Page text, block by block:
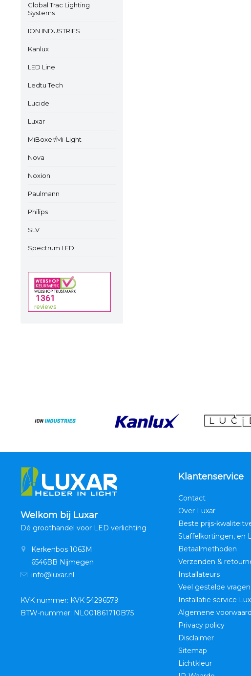
Global Trac Lighting
Systems
ION INDUSTRIES
Kanlux
LED Line
Ledtu Tech
Lucide
Luxar
MiBoxer/Mi-Light
Nova
Noxion
Paulmann
Philips
SLV
Spectrum LED
Welkom bij Luxar
Dé groothandel voor LED verlichting
Kerkenbos 1063M
6546BB Nijmegen
info@luxar.nl
KVK nummer: KVK 54296579
BTW-nummer: NL001861710B75
Klantenservice
Contact
Over Luxar
Beste prijs-
Staffelkortingen, en
Betaalmethoden
Verzenden &
Installateurs
Veel gestelde vragen
Installatie service
Algemene
Privacy policy
Disclaimer
Sitemap
Lichtkleur